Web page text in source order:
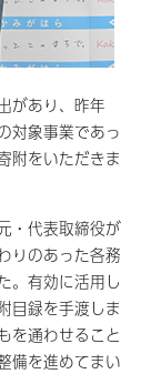
があり、昨年
対象事業であっ
附をいただきま
・代表取締役が
りのあった各務
。有効に活用し
目録を手渡しま
を通わせること
備を進めてまい